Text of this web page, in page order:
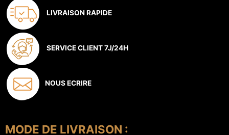
LIVRAISON RAPIDE
SERVICE CLIENT 7J/24H
NOUS ECRIRE
MODE DE LIVRAISON :